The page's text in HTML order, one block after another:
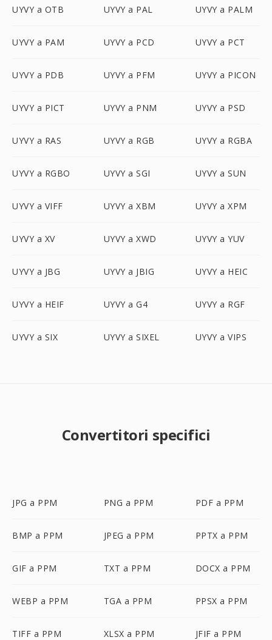
UYVY a OTB UYVY a PAL UYVY a PALM
UYVY a PAM UYVY a PCD UYVY a PCT
UYVY a PDB UYVY a PFM UYVY a PICON
UYVY a PICT UYVY a PNM UYVY a PSD
UYVY a RAS UYVY a RGB UYVY a RGBA
UYVY a RGBO UYVY a SGI UYVY a SUN
UYVY a VIFF UYVY a XBM UYVY a XPM
UYVY a XV UYVY a XWD UYVY a YUV
UYVY a JBG UYVY a JBIG UYVY a HEIC
UYVY a HEIF UYVY a G4 UYVY a RGF
UYVY a SIX UYVY a SIXEL UYVY a VIPS
Convertitori specifici
JPG a PPM PNG a PPM PDF a PPM
BMP a PPM JPEG a PPM PPTX a PPM
GIF a PPM TXT a PPM DOCX a PPM
WEBP a PPM TGA a PPM PPSX a PPM
TIFF a PPM XLSX a PPM JFIF a PPM